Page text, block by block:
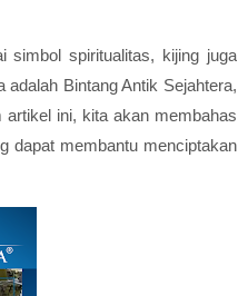
simbol spiritualitas, kijing juga
Bintang Antik Sejahtera,
artikel ini, kita akan membahas
dapat membantu menciptakan